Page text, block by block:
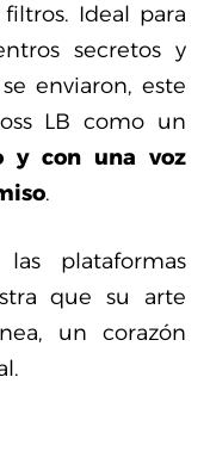
Ideal para
secretos y
enviaron, este
LB como un
y con una voz
.
plataformas
que su arte
un corazón